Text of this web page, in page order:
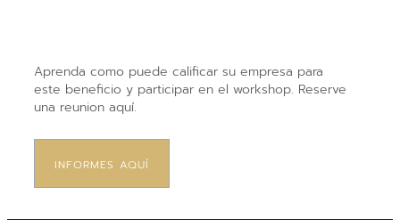
Aprenda como puede calificar su empresa para
este beneficio y participar en el workshop. Reserve
una reunion aquí.
INFORMES AQUÍ